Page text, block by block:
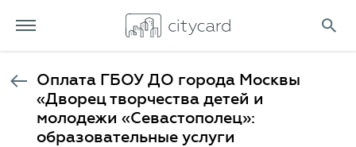
Оплата ГБОУ ДО города Москвы
«Дворец творчества детей и
молодежи «Севастополец»:
образовательные услуги